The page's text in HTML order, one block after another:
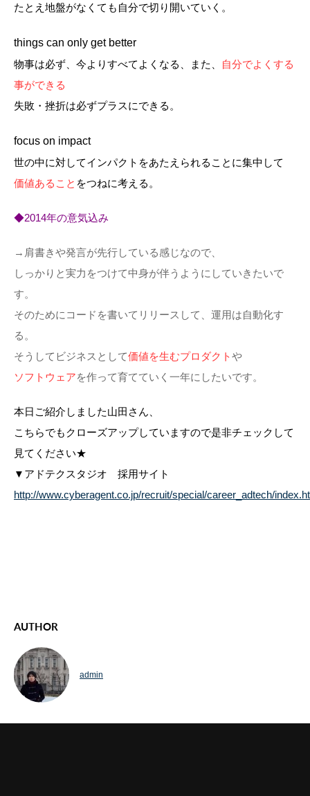
たとえ地盤がなくても自分で切り開いていく。
things can only get better
物事は必ず、今よりすべてよくなる、また、
自分でよくする
事ができる
失敗・挫折は必ずプラスにできる。
focus on impact
世の中に対してインパクトをあたえられることに集中して
価値あること をつねに考える。
◆2014年の意気込み
→肩書きや発言が先行している感じなので、
しっかりと実力をつけて中身が伴うようにしていきたいで
す。
そのためにコードを書いてリリースして、運用は自動化す
る。
そうしてビジネスとして価値を生むプロダクトや
ソフトウェアを作って育てていく一年にしたいです。
本日ご紹介しました山田さん、
こちらでもクローズアップしていますので是非チェックして
見てください★
▼アドテクスタジオ 採用サイト
http://www.cyberagent.co.jp/recruit/special/career_adtech/
AUTHOR
admin